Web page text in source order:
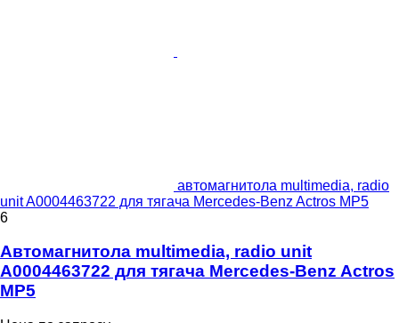
автомагнитола multimedia, radio
unit A0004463722 для тягача Mercedes-Benz Actros MP5
6
Автомагнитола multimedia, radio unit
A0004463722 для тягача Mercedes-Benz Actros
MP5